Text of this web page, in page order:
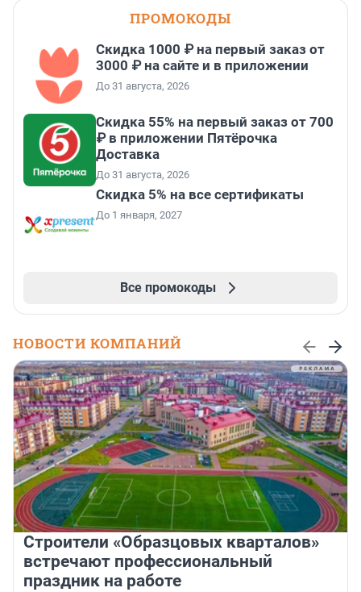
ПРОМОКОДЫ
Скидка 1000 ₽ на первый заказ от
3000 ₽ на сайте и в приложении
До 31 августа, 2026
Скидка 55% на первый заказ от 700
₽ в приложении Пятёрочка
Доставка
До 31 августа, 2026
Скидка 5% на все сертификаты
До 1 января, 2027
Все промокоды
НОВОСТИ КОМПАНИЙ
Строители «Образцовых кварталов»
встречают профессиональный
праздник на работе